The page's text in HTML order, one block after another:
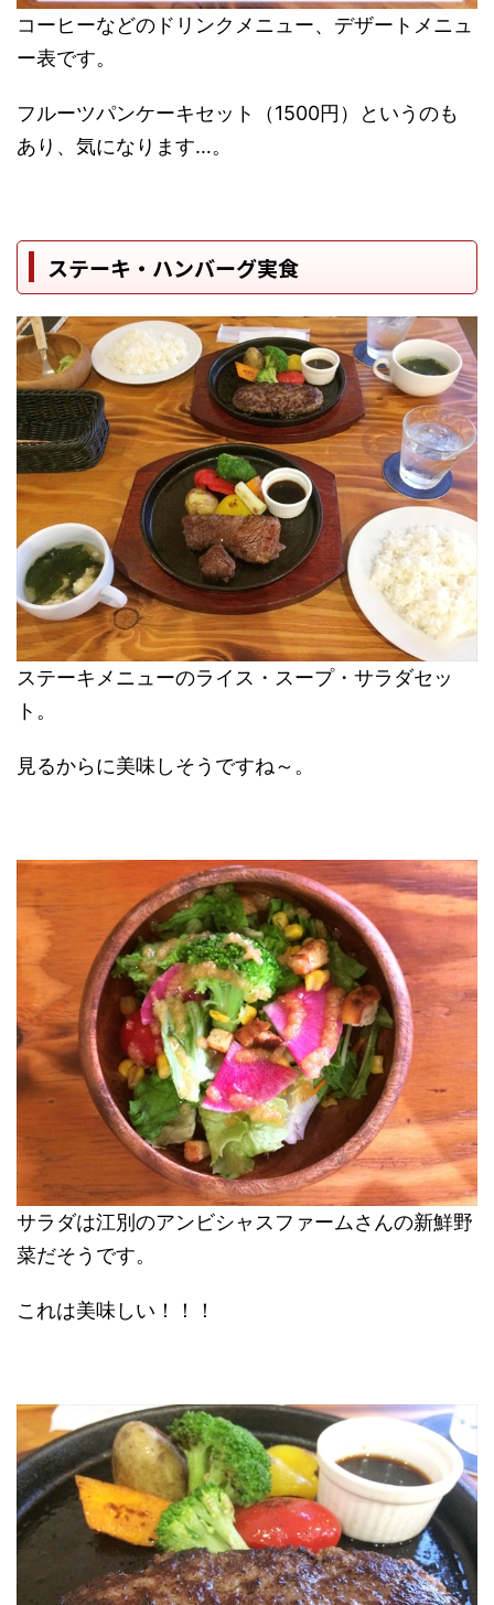
コーヒーなどのドリンクメニュー、デザートメニュ
ー表です。
フルーツパンケーキセット（1500円）というのも
あり、気になります…。
ステーキ・ハンバーグ実食
ステーキメニューのライス・スープ・サラダセッ
ト。
見るからに美味しそうですね～。
サラダは江別のアンビシャスファームさんの新鮮野
菜だそうです。
これは美味しい！！！